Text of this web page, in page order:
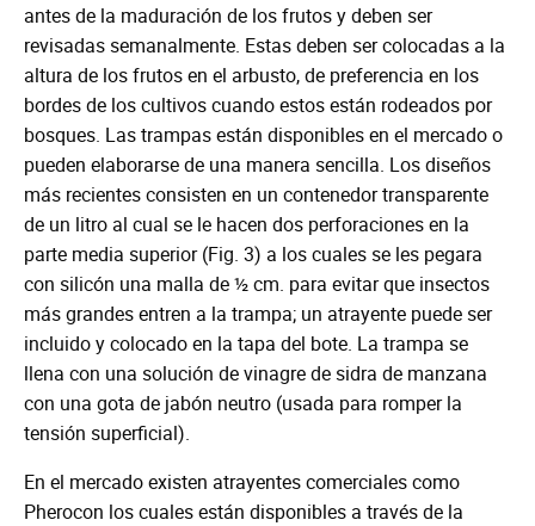
antes de la maduración de los frutos y deben ser
revisadas semanalmente. Estas deben ser colocadas a la
altura de los frutos en el arbusto, de preferencia en los
bordes de los cultivos cuando estos están rodeados por
bosques. Las trampas están disponibles en el mercado o
pueden elaborarse de una manera sencilla. Los diseños
más recientes consisten en un contenedor transparente
de un litro al cual se le hacen dos perforaciones en la
parte media superior (Fig. 3) a los cuales se les pegara
con silicón una malla de ½ cm. para evitar que insectos
más grandes entren a la trampa; un atrayente puede ser
incluido y colocado en la tapa del bote. La trampa se
llena con una solución de vinagre de sidra de manzana
con una gota de jabón neutro (usada para romper la
tensión superficial).
En el mercado existen atrayentes comerciales como
Pherocon los cuales están disponibles a través de la